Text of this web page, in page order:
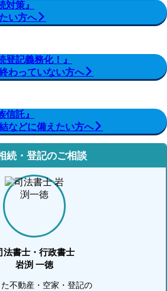
対策』
い方へ
登記義務化！』
っていない方へ
信託』
どに備えたい方へ
続・登記のご相談
法書士・行政書士
岩渕 一徳
不動産・空家・登記の